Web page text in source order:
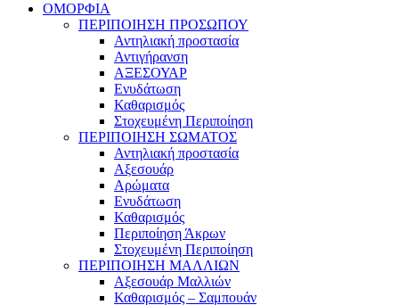
ΟΜΟΡΦΙΑ
ΠΕΡΙΠΟΙΗΣΗ ΠΡΟΣΩΠΟΥ
Αντηλιακή προστασία
Αντιγήρανση
ΑΞΕΣΟΥΑΡ
Ενυδάτωση
Καθαρισμός
Στοχευμένη Περιποίηση
ΠΕΡΙΠΟΙΗΣΗ ΣΩΜΑΤΟΣ
Αντηλιακή προστασία
Αξεσουάρ
Αρώματα
Ενυδάτωση
Καθαρισμός
Περιποίηση Άκρων
Στοχευμένη Περιποίηση
ΠΕΡΙΠΟΙΗΣΗ ΜΑΛΛΙΩΝ
Αξεσουάρ Μαλλιών
Καθαρισμός – Σαμπουάν